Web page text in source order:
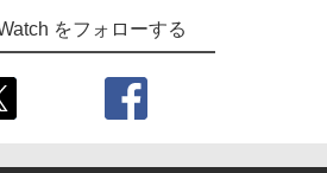
をフォローする